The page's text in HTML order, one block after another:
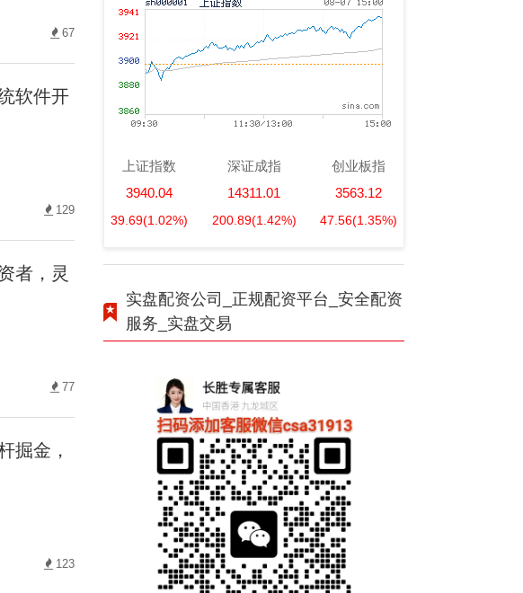
67
软件开
129
者，灵
77
掘金，
123
上证指数
3940.04
39.69(1.02%)
深证成指
14311.01
200.89(1.42%)
创业板指
3563.12
47.56(1.35%)
实盘配资公司_正规配资平台_安全配资
服务_实盘交易